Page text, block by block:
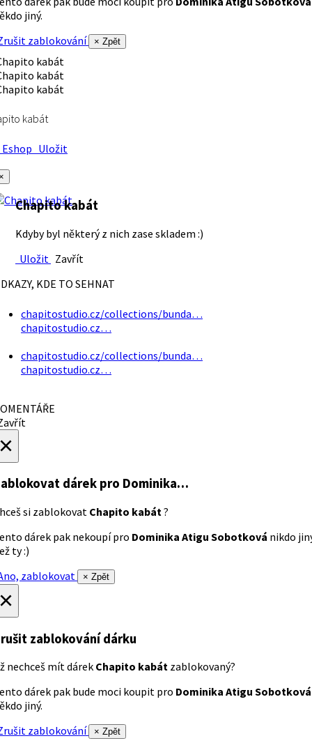
jiný.
zablokování
× Zpět
kabát
Uložit
Chapito kabát
Kdyby byl některý z nich zase skladem :)
Uložit Zavřít
KDE TO SEHNAT
chapitostudio.cz/collections/bunda…
chapitostudio.cz…
chapitostudio.cz/collections/bunda…
chapitostudio.cz…
dárek pro Dominika…
si zablokovat Chapito kabát ?
dárek pak nekoupí pro Dominika Atigu Sobotková nikdo
ty :)
zablokovat
× Zpět
zablokování dárku
nechceš mít dárek Chapito kabát zablokovaný?
dárek pak bude moci koupit pro Dominika Atigu Sobotková
jiný.
zablokování
× Zpět